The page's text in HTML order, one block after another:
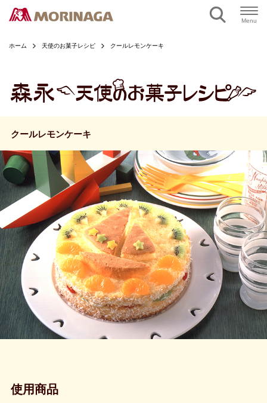
Menu
ホーム 天使のお菓子レシピ クールレモンケーキ
クールレモンケーキ
使用商品